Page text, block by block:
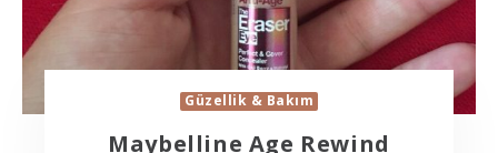
Güzellik & Bakım
Maybelline Age Rewind